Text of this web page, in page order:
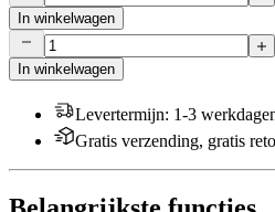
In winkelwagen
In winkelwagen
Levertermijn: 1-3
Gratis verzending, gratis